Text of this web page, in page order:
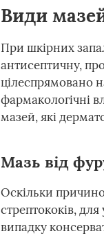
Види
При шкірних
антисептичну,
цілеспрямовано
фармакологічні
мазей, які
Мазь від
Оскільки
стрептококів,
випадку